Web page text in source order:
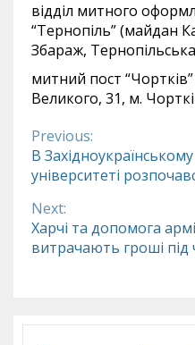
відділ митного
“Тернопіль” (майдан
Збараж,
митний пост
Великого, 31, м.
Continue
Reading
Previous:
В
університеті
Next:
Харчі та допомога
витрачають гроші під